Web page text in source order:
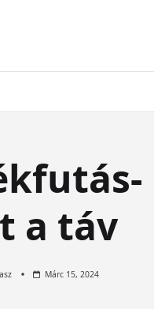
a táv
Márc 15, 2024